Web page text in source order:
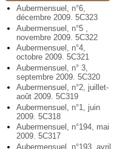
Aubermensuel, n°6,
décembre 2009. 5C323
Aubermensuel, n°5 ,
novembre 2009. 5C322
Aubermensuel, n°4,
octobre 2009. 5C321
Aubermensuel, n° 3,
septembre 2009. 5C320
Aubermensuel, n°2, juillet-
août 2009. 5C319
Aubermensuel, n°1, juin
2009. 5C318
Aubermensuel, n°194, mai
2009. 5C317
Aubermensuel, n°193, avril